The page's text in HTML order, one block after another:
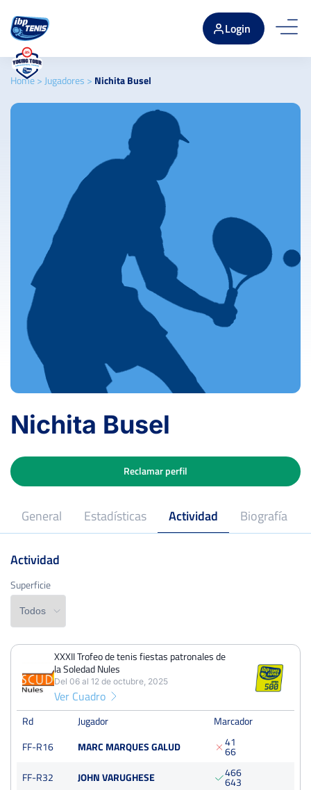
Login
Home> Jugadores > Nichita Busel
Nichita Busel
General Estadísticas Actividad Biografía
Reclamar perfil
Superficie
PERDIDOSPARTIDOSGANADOS
1
PERDIDOS SETS
3
PERDIDOS JUEGOS GANADOS
Actividad
Superficie
XXXII Trofeo de tenis fiestas patronales de
la Soledad Nules
Del 06 al 12 de octubre, 2025
Ver Cuadro
Rd Jugador
Marcador
FF-R16
MARC MARQUES GALUD 4
6
1
6
FF-R32
JOHN VARUGHESE 4
6
6
4
6
3